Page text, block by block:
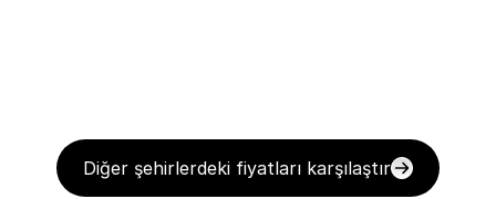
Diğer şehirlerdeki fiyatları karşılaştır